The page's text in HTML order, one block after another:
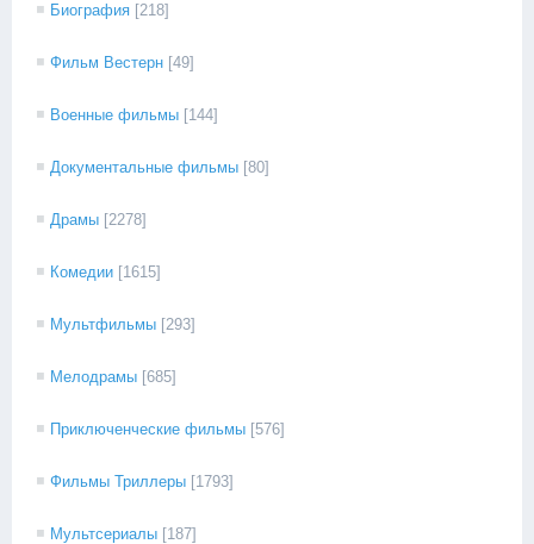
Биография [218]
Фильм Вестерн [49]
Военные фильмы [144]
Документальные фильмы [80]
Драмы [2278]
Комедии [1615]
Мультфильмы [293]
Мелодрамы [685]
Приключенческие фильмы [576]
Фильмы Триллеры [1793]
Мультсериалы [187]